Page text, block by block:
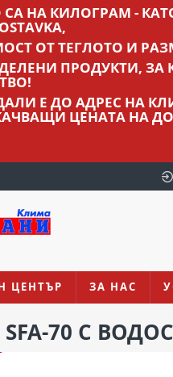
КИЛОГРАМ - КАТО
ОТ ТЕГЛОТО И
ПРОДУКТИ,
Е ДО АДРЕС НА
ЦЕНАТА НА
ЦЕНТЪР ЗА НАС
70 С